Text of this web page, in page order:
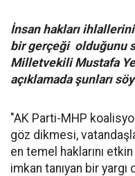
İnsan hakları
bir gerçeği olduğunu
Milletvekili Mustafa
açıklamada şunları
"AK Parti-MHP
göz dikmesi,
en temel haklarını
imkan tanıyan bir yargı